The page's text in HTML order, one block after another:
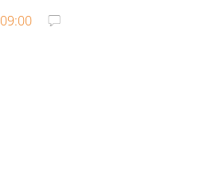
09:00